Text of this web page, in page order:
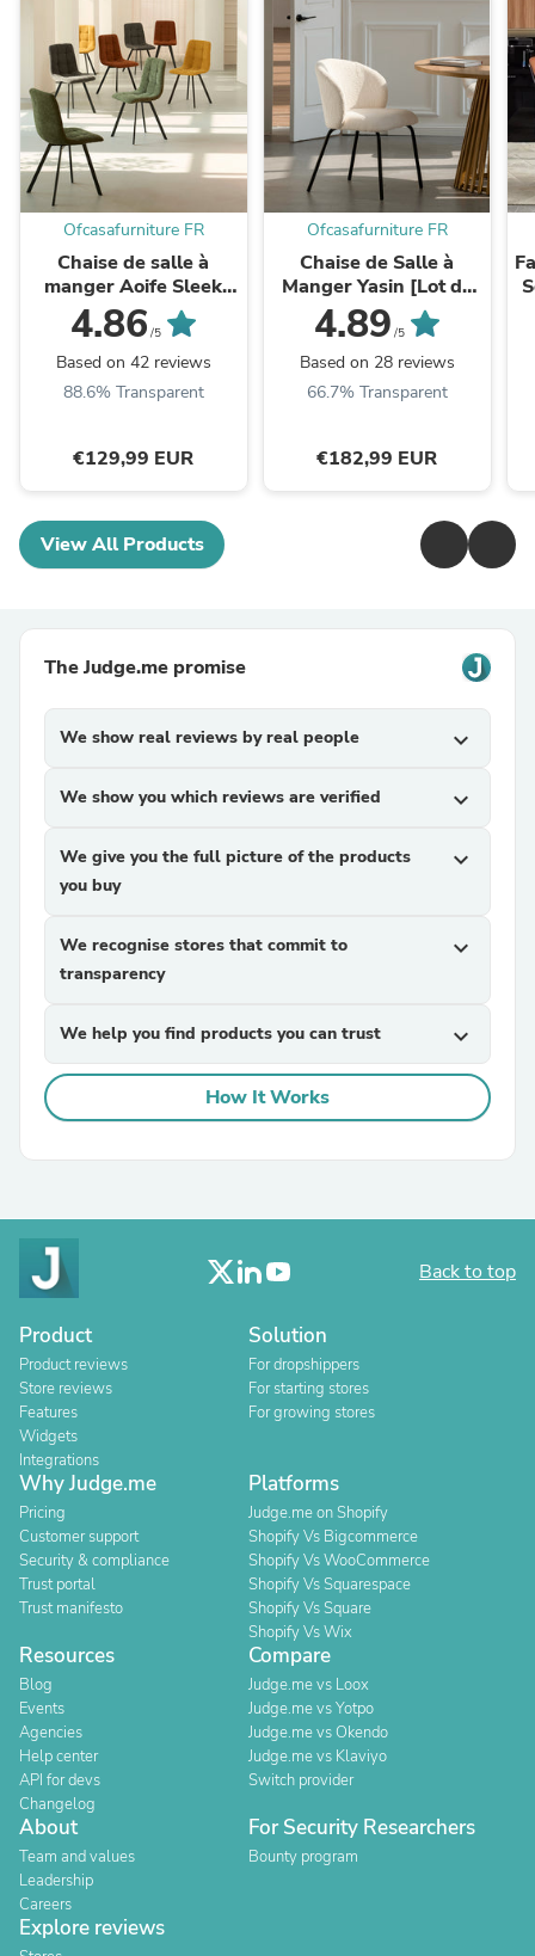
Ofcasafurniture FR
Chaise de salle à
manger Aoife Sleek
[Lot de 2] [Tissu effet
lin]
4.86 /5
Based on 42 reviews
88.6% Transparent
€129,99 EUR
Ofcasafurniture FR
Chaise de Salle à
Manger Yasin [Lot de
2] [Tissu Bouclette]
4.89 /5
Based on 28 reviews
66.7% Transparent
€182,99 EUR
View All Products
The Judge.me promise
We show real reviews by real people expand_more
We show you which reviews are verified expand_more
We give you the full picture of the products
you buy
expand_more
We recognise stores that commit to
transparency
expand_more
We help you find products you can trust expand_more
How It Works
Back to top
Product
Product reviews
Store reviews
Features
Widgets
Integrations
Solution
For dropshippers
For starting stores
For growing stores
Why Judge.me
Pricing
Customer support
Security & compliance
Trust portal
Trust manifesto
Platforms
Judge.me on Shopify
Shopify Vs Bigcommerce
Shopify Vs WooCommerce
Shopify Vs Squarespace
Shopify Vs Square
Shopify Vs Wix
Resources
Blog
Events
Agencies
Help center
API for devs
Changelog
Compare
Judge.me vs Loox
Judge.me vs Yotpo
Judge.me vs Okendo
Judge.me vs Klaviyo
Switch provider
About
Team and values
Leadership
Careers
For Security Researchers
Bounty program
Explore reviews